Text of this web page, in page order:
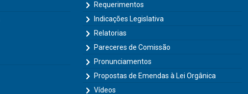
Requerimentos
Indicações Legislativa
Relatorias
Pareceres de Comissão
Pronunciamentos
Propostas de Emendas à Lei Orgânica
Vídeos